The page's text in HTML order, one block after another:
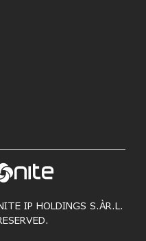
IP HOLDINGS S.ÀR.L.